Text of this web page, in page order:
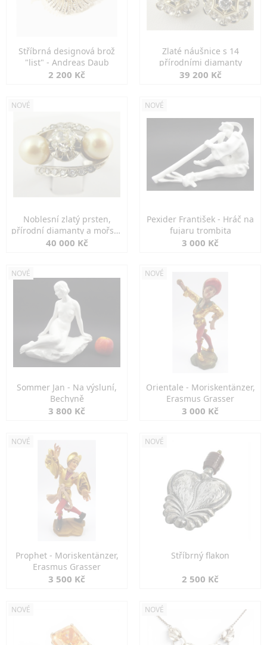
Stříbrná designová brož
"list" - Andreas Daub
2 200 Kč
Zlaté náušnice s 14
přírodními diamanty
39 200 Kč
NOVÉ
Noblesní zlatý prsten,
přírodní diamanty a mořské
perly
40 000 Kč
NOVÉ
Pexider František - Hráč na
fujaru trombita
3 000 Kč
NOVÉ
Sommer Jan - Na výsluní,
Bechyně
3 800 Kč
NOVÉ
Orientale - Moriskentänzer,
Erasmus Grasser
3 000 Kč
NOVÉ
Prophet - Moriskentänzer,
Erasmus Grasser
3 500 Kč
NOVÉ
Stříbrný flakon
2 500 Kč
NOVÉ NOVÉ